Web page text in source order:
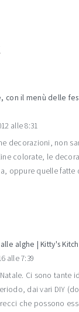
con il menù delle
alle 8:31
decorazioni, non
colorate, le
oppure quelle
alghe | Kitty's
alle 7:39
Ci sono tante
dai vari DIY
che possono